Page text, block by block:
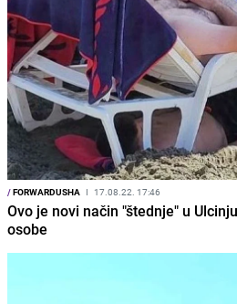
/FORWARDUSHA I 17.08.22. 17:46
Ovo je novi način "štednje" u
osobe